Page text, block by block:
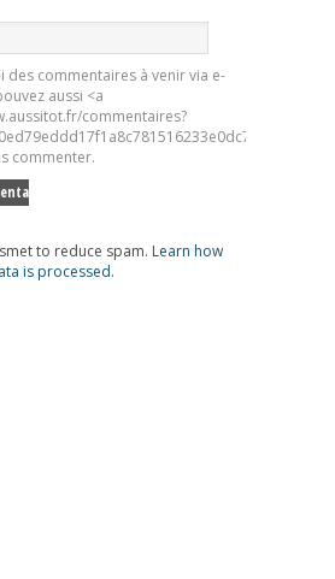
des commentaires à venir via e-
aussi <a
commentaires?
commenter.
to reduce spam. Learn how
is processed.